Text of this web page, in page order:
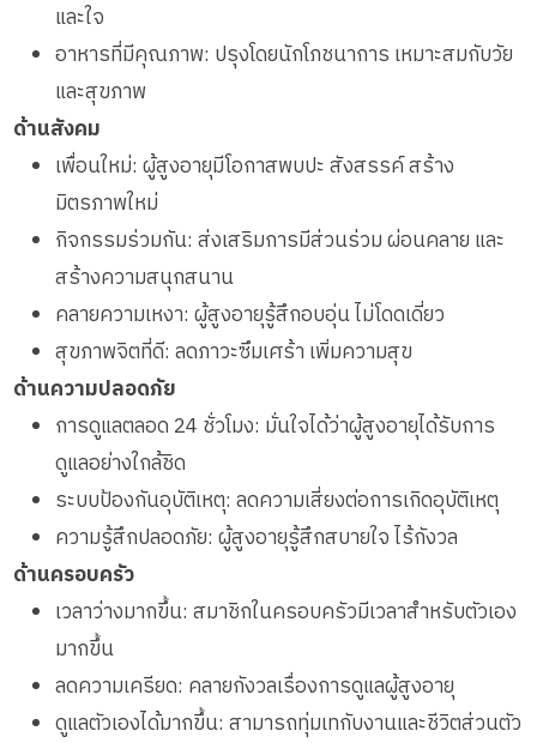
และใจ
อาหารที่มีคุณภาพ: ปรุงโดยนักโภชนาการ เหมาะสมกับวัย
และสุขภาพ
ด้านสังคม
เพื่อนใหม่: ผู้สูงอายุมีโอกาสพบปะ สังสรรค์ สร้าง
มิตรภาพใหม่
กิจกรรมร่วมกัน: ส่งเสริมการมีส่วนร่วม ผ่อนคลาย และ
สร้างความสนุกสนาน
คลายความเหงา: ผู้สูงอายุรู้สึกอบอุ่น ไม่โดดเดี่ยว
สุขภาพจิตที่ดี: ลดภาวะซึมเศร้า เพิ่มความสุข
ด้านความปลอดภัย
การดูแลตลอด 24 ชั่วโมง: มั่นใจได้ว่าผู้สูงอายุได้รับการ
ดูแลอย่างใกล้ชิด
ระบบป้องกันอุบัติเหตุ: ลดความเสี่ยงต่อการเกิดอุบัติเหตุ
ความรู้สึกปลอดภัย: ผู้สูงอายุรู้สึกสบายใจ ไร้กังวล
ด้านครอบครัว
เวลาว่างมากขึ้น: สมาชิกในครอบครัวมีเวลาสำหรับตัวเอง
มากขึ้น
ลดความเครียด: คลายกังวลเรื่องการดูแลผู้สูงอายุ
ดูแลตัวเองได้มากขึ้น: สามารถทุ่มเทกับงานและชีวิตส่วนตัว